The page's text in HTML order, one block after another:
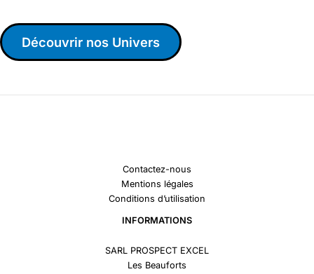
Découvrir nos Univers
Contactez-nous
Mentions légales
Conditions d’utilisation
INFORMATIONS
SARL PROSPECT EXCEL
Les Beauforts